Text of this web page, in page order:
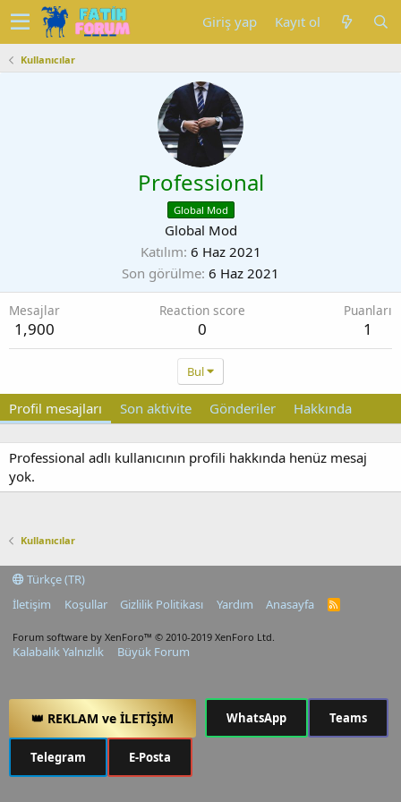
Giriş yap Kayıt ol
Kullanıcılar
Professional
Global Mod
Global Mod
Katılım 6 Haz 2021
Son görülme 6 Haz 2021
Mesajlar
1,900
Reaction score
0
Puanları
1
Bul
Profil mesajları Son aktivite Gönderiler Hakkında
Professional adlı kullanıcının profili hakkında henüz mesaj
yok.
Kullanıcılar
Türkçe (TR)
İletişim
Koşullar Gizlilik Politikası Yardım Anasayfa
R
Forum software by XenForo™ © 2010-2019 XenForo Ltd.
Kalabalık Yalnızlık Büyük Forum
👑 REKLAM ve İLETİŞİM WhatsApp Teams
Telegram E-Posta